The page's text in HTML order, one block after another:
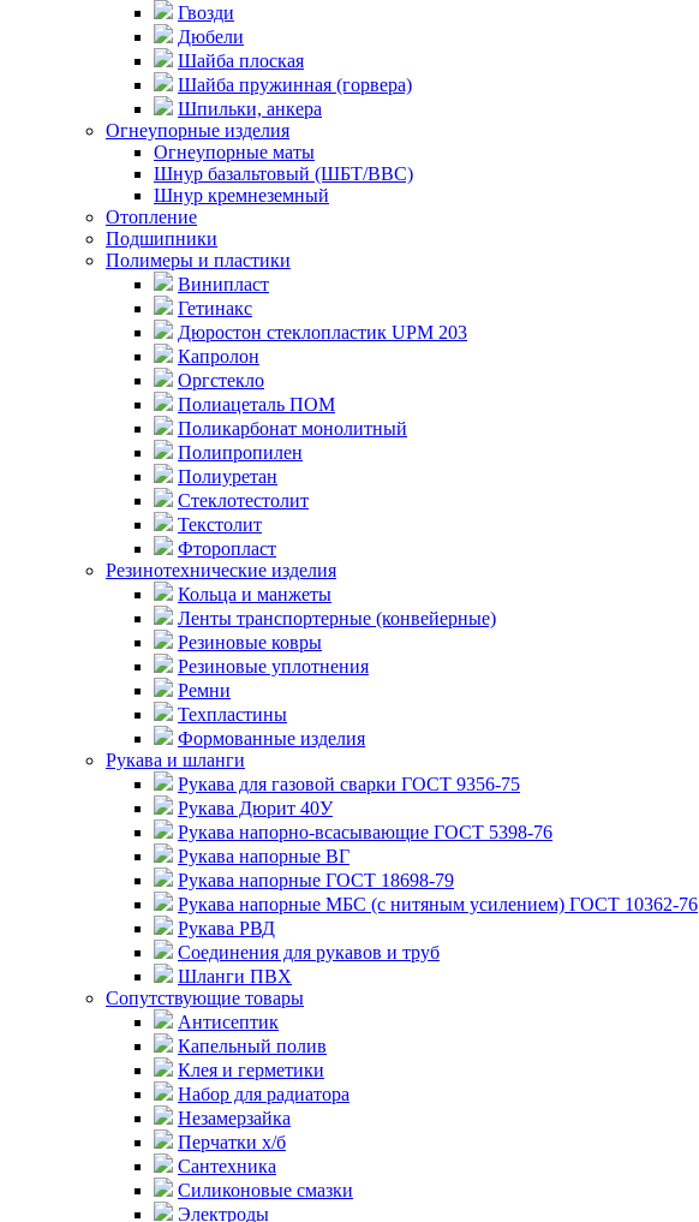
Гвозди
Дюбели
Шайба плоская
Шайба пружинная (горвера)
Шпильки, анкера
Огнеупорные изделия
Огнеупорные маты
Шнур базальтовый (ШБТ/ВВС)
Шнур кремнеземный
Отопление
Подшипники
Полимеры и пластики
Винипласт
Гетинакс
Дюростон стеклопластик UPM 203
Капролон
Оргстекло
Полиацеталь ПОМ
Поликарбонат монолитный
Полипропилен
Полиуретан
Стеклотестолит
Текстолит
Фторопласт
Резинотехнические изделия
Кольца и манжеты
Ленты транспортерные (конвейерные)
Резиновые ковры
Резиновые уплотнения
Ремни
Техпластины
Формованные изделия
Рукава и шланги
Рукава для газовой сварки ГОСТ 9356-75
Рукава Дюрит 40У
Рукава напорно-всасывающие ГОСТ 5398-76
Рукава напорные ВГ
Рукава напорные ГОСТ 18698-79
Рукава напорные МБС (с нитяным усилением) ГОСТ 10362-76
Рукава РВД
Соединения для рукавов и труб
Шланги ПВХ
Сопутствующие товары
Антисептик
Капельный полив
Клея и герметики
Набор для радиатора
Незамерзайка
Перчатки х/б
Сантехника
Силиконовые смазки
Электроды